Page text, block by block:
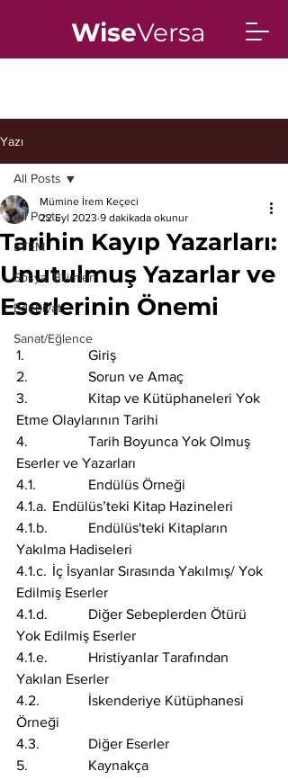
WiseVersa
Yazı
All Posts
STEM
Sosyal Bilimler
Edebiyat
Sanat/Eğlence
All Posts
Tarihin Kayıp Yazarları:
Unutulmuş Yazarlar ve
Eserlerinin Önemi
Mümine İrem Keçeci
22 Eyl 2023 9 dakikada okunur
1. 		Giriş
2. 		Sorun ve Amaç
3. 		Kitap ve Kütüphaneleri Yok
Etme Olaylarının Tarihi
4. 		Tarih Boyunca Yok Olmuş
Eserler ve Yazarları
4.1. 		Endülüs Örneği
4.1.a. 	Endülüs’teki Kitap Hazineleri
4.1.b. 	Endülüs'teki Kitapların
Yakılma Hadiseleri
4.1.c. 	İç İsyanlar Sırasında Yakılmış/ Yok
Edilmiş Eserler
4.1.d. 	Diğer Sebeplerden Ötürü
Yok Edilmiş Eserler
4.1.e. 	Hristiyanlar Tarafından
Yakılan Eserler
4.2. 		İskenderiye Kütüphanesi
Örneği
4.3. 		Diğer Eserler
5. 		Kaynakça